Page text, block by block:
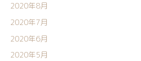
2020年8月
2020年7月
2020年6月
2020年5月